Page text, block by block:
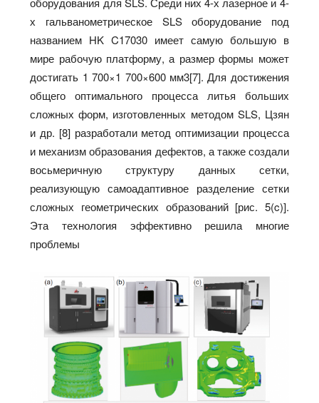
х гальванометрическое SLS оборудование под
названием HK C17030 имеет самую большую в
мире рабочую платформу, а размер формы может
достигать 1 700×1 700×600 мм3[7]. Для достижения
общего оптимального процесса литья больших
сложных форм, изготовленных методом SLS, Цзян
и др. [8] разработали метод оптимизации процесса
и механизм образования дефектов, а также создали
восьмеричную структуру данных сетки,
реализующую самоадаптивное разделение сетки
сложных геометрических образований [рис. 5(c)].
Эта технология эффективно решила многие
проблемы